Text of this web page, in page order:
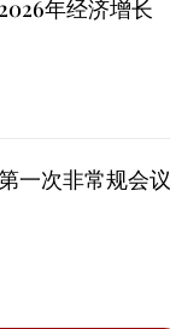
年经济增长
一次非常规会议